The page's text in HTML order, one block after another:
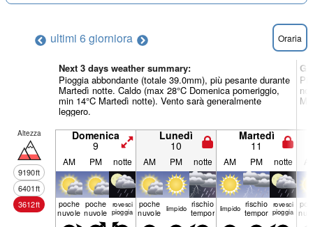
ultimi 6 giorniora Oraria
Next 3 days weather summary:
Pioggia abbondante (totale 39.0mm), più pesante durante
Martedì notte. Caldo (max 28°C Domenica pomeriggio,
min 14°C Martedì notte). Vento sarà generalmente
leggero.
Altezza
9190ft
6401ft
3612ft
Domenica
9
Lunedì
10
Martedì
11
AM PM notte AM PM notte AM PM notte
poche
nuvole
poche
nuvole
rovesci
pioggia
poche
nuvole limp­ido rischio
temporalelimp­ido rischio
temporale
rovesci
pioggia